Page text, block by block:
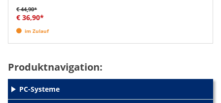
€ 44,90*
€ 36,90*
im Zulauf
Produktnavigation:
PC-Systeme